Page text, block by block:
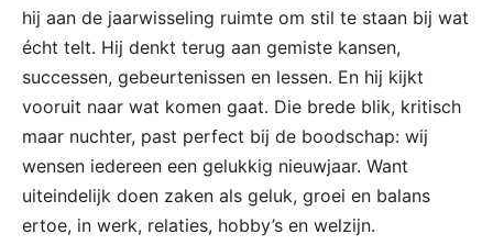
hij aan de jaarwisseling ruimte om stil te staan bij wat
écht telt. Hij denkt terug aan gemiste kansen,
successen, gebeurtenissen en lessen. En hij kijkt
vooruit naar wat komen gaat. Die brede blik, kritisch
maar nuchter, past perfect bij de boodschap: wij
wensen iedereen een gelukkig nieuwjaar. Want
uiteindelijk doen zaken als geluk, groei en balans
ertoe, in werk, relaties, hobby’s en welzijn.